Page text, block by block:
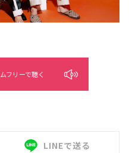
フリーで聴く
LINEで送る